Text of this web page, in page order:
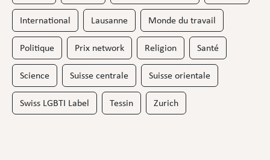
International Lausanne Monde du travail
Politique Prix network Religion Santé
Science Suisse centrale Suisse orientale
Swiss LGBTI Label Tessin Zurich